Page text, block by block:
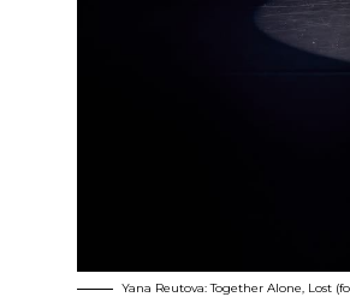
Yana Reutova: Together Alone, Lost